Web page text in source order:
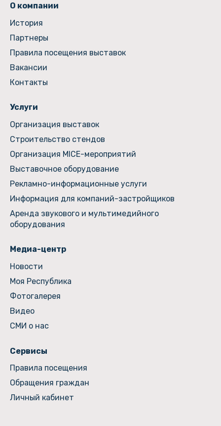
О компании
История
Партнеры
Правила посещения выставок
Вакансии
Контакты
Услуги
Организация выставок
Строительство стендов
Организация MICE-мероприятий
Выставочное оборудование
Рекламно-информационные услуги
Информация для компаний-застройщиков
Аренда звукового и мультимедийного
оборудования
Медиа-центр
Новости
Моя Республика
Фотогалерея
Видео
СМИ о нас
Сервисы
Правила посещения
Обращения граждан
Личный кабинет